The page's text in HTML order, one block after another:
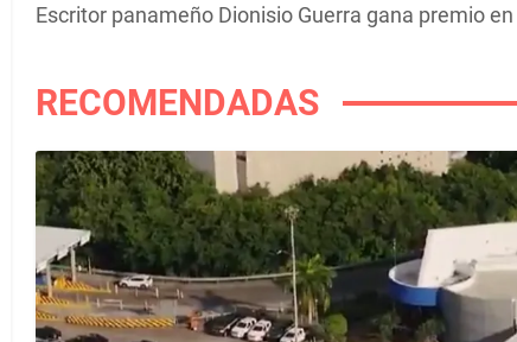
Escritor panameño Dionisio Guerra gana premio
RECOMENDADAS